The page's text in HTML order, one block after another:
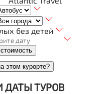
без детей
этом курорте?
ТУРОВ